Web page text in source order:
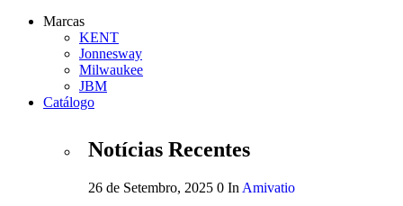
Marcas
KENT
Jonnesway
Milwaukee
JBM
Catálogo
Notícias Recentes
26 de Setembro, 2025 0 In Amivatio